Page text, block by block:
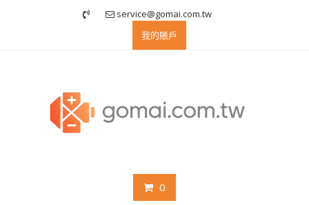
service@gomai.com.tw
我的賬戶
0